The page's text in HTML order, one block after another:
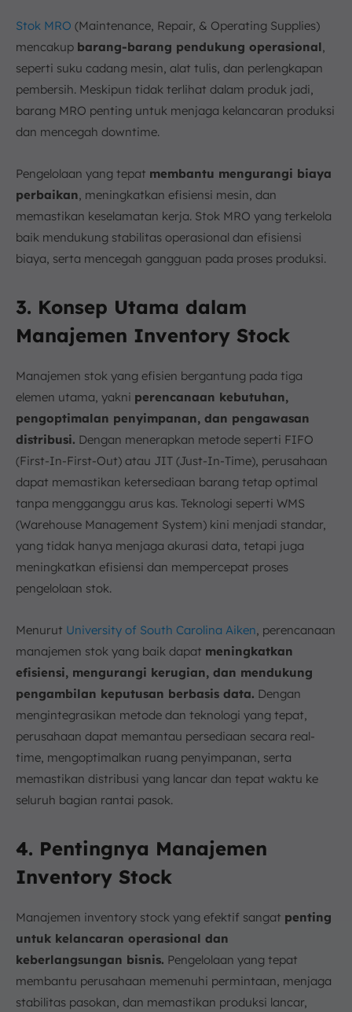
Stok MRO (Maintenance, Repair, & Operating Supplies)
mencakup barang-barang pendukung operasional
seperti suku cadang mesin, alat tulis, dan perlengkapan
pembersih. Meskipun tidak terlihat dalam produk jadi,
barang MRO penting untuk menjaga kelancaran produksi
dan mencegah downtime.
Pengelolaan yang tepat membantu mengurangi biaya
perbaikan , meningkatkan efisiensi mesin, dan
memastikan keselamatan kerja. Stok MRO yang terkelola
baik mendukung stabilitas operasional dan efisiensi
biaya, serta mencegah gangguan pada proses produksi.
3. Konsep Utama dalam
Manajemen Inventory Stock
Manajemen stok yang efisien bergantung pada tiga
elemen utama, yakni perencanaan kebutuhan,
pengoptimalan penyimpanan, dan pengawasan
distribusi. Dengan menerapkan metode seperti FIFO
(First-In-First-Out) atau JIT (Just-In-Time), perusahaan
dapat memastikan ketersediaan barang tetap optimal
tanpa mengganggu arus kas. Teknologi seperti WMS
(Warehouse Management System) kini menjadi standar,
yang tidak hanya menjaga akurasi data, tetapi juga
meningkatkan efisiensi dan mempercepat proses
pengelolaan stok.
Menurut University of South Carolina Aiken , perencanaan
manajemen stok yang baik dapat meningkatkan
efisiensi, mengurangi kerugian, dan mendukung
pengambilan keputusan berbasis data. Dengan
mengintegrasikan metode dan teknologi yang tepat,
perusahaan dapat memantau persediaan secara real-
time, mengoptimalkan ruang penyimpanan, serta
memastikan distribusi yang lancar dan tepat waktu ke
seluruh bagian rantai pasok.
4. Pentingnya Manajemen
Inventory Stock
Manajemen inventory stock yang efektif sangat penting
untuk kelancaran operasional dan
keberlangsungan bisnis. Pengelolaan yang tepat
membantu perusahaan memenuhi permintaan, menjaga
stabilitas pasokan, dan memastikan produksi lancar,